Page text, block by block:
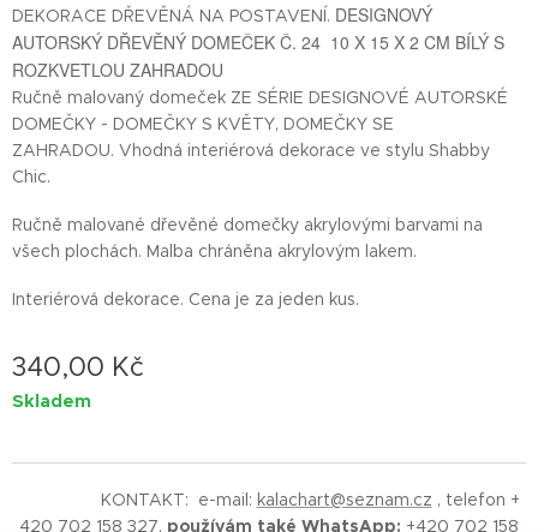
DEKORACE DŘEVĚNÁ NA POSTAVENÍ. DESIGNOVÝ
AUTORSKÝ DŘEVĚNÝ DOMEČEK Č. 24 10 X 15 X 2 CM BÍLÝ S
ROZKVETLOU ZAHRADOU
Ručně malovaný domeček ZE SÉRIE DESIGNOVÉ AUTORSKÉ
DOMEČKY - DOMEČKY S KVĚTY, DOMEČKY SE
ZAHRADOU. Vhodná interiérová dekorace ve stylu Shabby
Chic.
Ručně malované dřevěné domečky akrylovými barvami na
všech plochách. Malba chráněna akrylovým lakem.
Interiérová dekorace. Cena je za jeden kus.
340,00 Kč
Skladem
KONTAKT: e-mail: kalachart@seznam.cz , telefon +
420 702 158 327, používám také WhatsApp: +420 702 158